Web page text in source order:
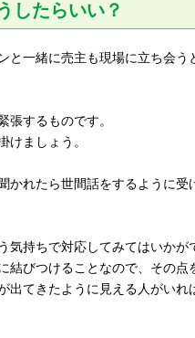
したらいい？
と一緒に売主も現場に立ち会
張するものです。
けましょう。
かれたら世間話をするように
持ちで対応してみてはいかが
びつけることなので、その点
出てきたように見える人がい